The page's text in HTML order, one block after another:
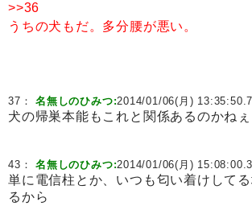
>>36
うちの犬もだ。多分腰が悪い。
37：名無しのひみつ:2014/01/06(月)
犬の帰巣本能もこれと関係あるのかねぇ
43：名無しのひみつ:2014/01/06(月)
単に電信柱とか、いつも匂い着けして
るから